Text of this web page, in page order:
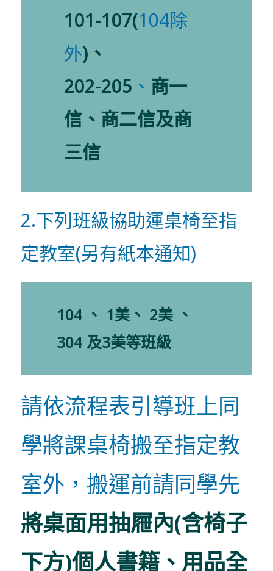
101-107(104除
外)、
202-205 、 商一
信、商二信及商
三信
2.下列班級協助運桌椅至指
定教室(另有紙本通知)
104 、 1美、 2美 、
304 及3美等班級
請依流程表引導班上同
學將課桌椅搬至指定教
室外，搬運前請同學先
將桌面用抽屜內(含椅子
下方)個人書籍、用品全